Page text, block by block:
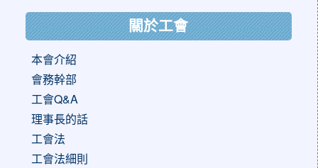
關於工會
本會介紹
會務幹部
工會Q&A
理事長的話
工會法
工會法細則